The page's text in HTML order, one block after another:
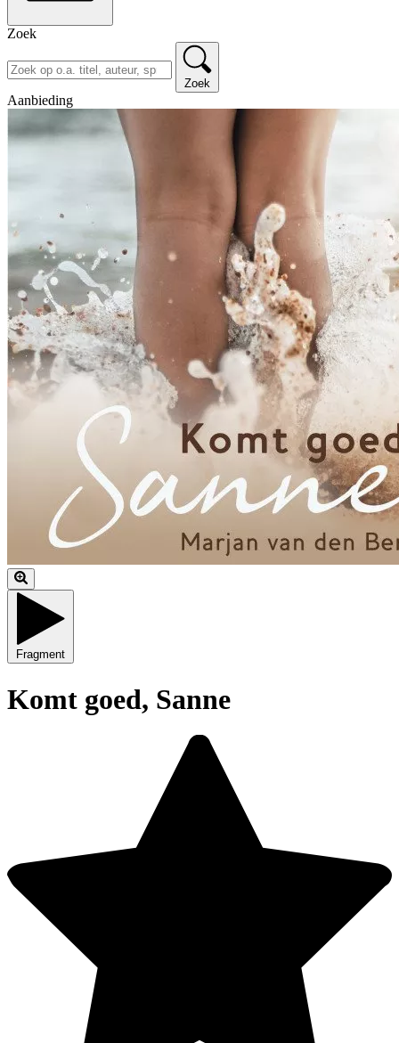
Zoek
Zoek
Aanbieding
Fragment
Komt goed, Sanne